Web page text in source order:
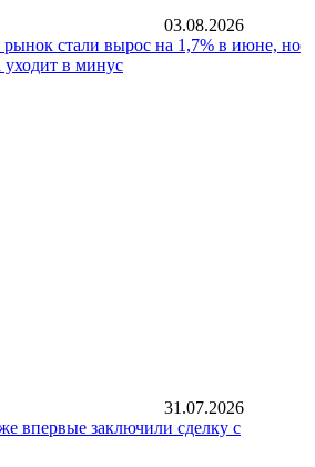
03.08.2026
рынок стали вырос на 1,7% в июне, но
уходит в минус
31.07.2026
впервые заключили сделку с